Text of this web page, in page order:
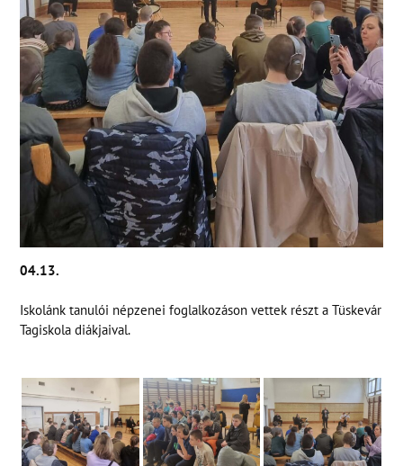
04.13.
Iskolánk tanulói népzenei foglalkozáson vettek részt a Tüskevár
Tagiskola diákjaival.